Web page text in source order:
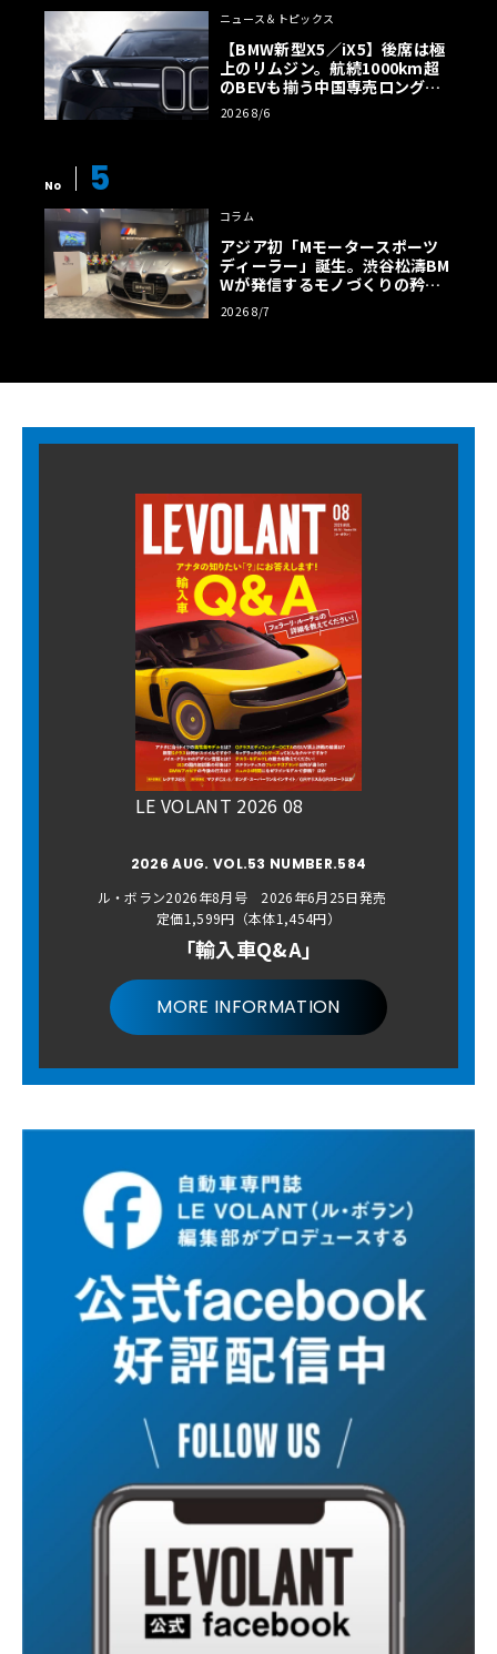
ニュース＆トピックス
【BMW新型X5／iX5】後席は極
上のリムジン。航続1000km超
のBEVも揃う中国専売ロング仕
様の全貌
2026 8/6
No 5
コラム
アジア初「Mモータースポーツ
ディーラー」誕生。渋谷松濤BM
Wが発信するモノづくりの矜持
【木下隆之コラム】
2026 8/7
LE VOLANT 2026 08
2026 AUG. VOL.53 NUMBER.584
ル・ボラン2026年8月号 2026年6月25日発売
定価1,599円（本体1,454円）
「輸入車Q&A」
MORE INFORMATION